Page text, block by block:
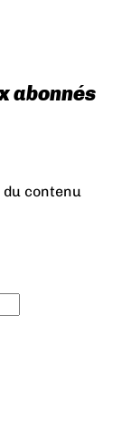
abonnés
contenu